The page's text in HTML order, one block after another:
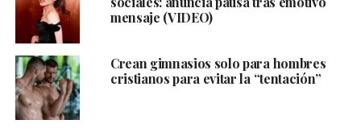
mensaje (VIDEO)
Crean gimnasios solo para hombres
cristianos para evitar la “tentación”